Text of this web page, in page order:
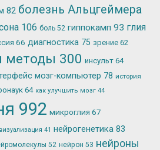
82 болезнь Альцгеймера
106 боль 52 гиппокамп 93 глия
66 диагностика 75 зрение 62
методы 300 инсульт 64
мозг-компьютер 78 история
64 как улучшить мозг 44
992 микроглия 67
41 нейрогенетика 83
52 нейрон 53 нейроны